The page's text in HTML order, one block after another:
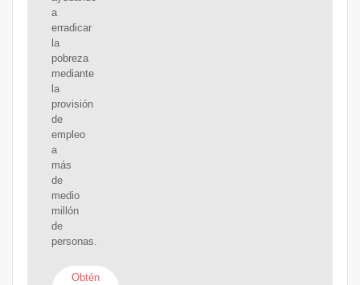
a
erradicar
la
pobreza
mediante
la
provisión
de
empleo
a
más
de
medio
millón
de
personas.
Obtén